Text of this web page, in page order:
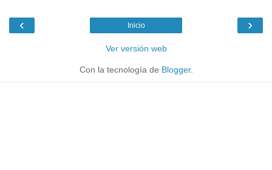
‹ ›
Inicio
Ver versión web
Con la tecnología de Blogger.